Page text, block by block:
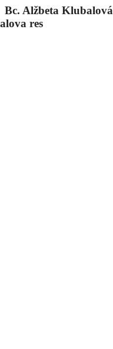
Bc. Alžbeta Klubalová